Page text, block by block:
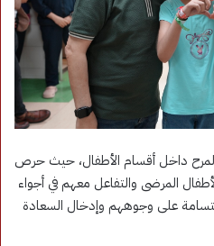
داخل أقسام الأطفال، حيث حرص
المرضى والتفاعل معهم في أجواء
على وجوههم وإدخال السعادة